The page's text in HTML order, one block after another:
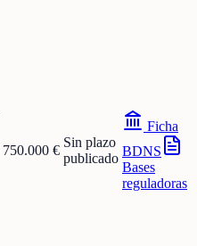
750.000 €
Sin plazo
publicado
Ficha
BDNS
Bases
reguladoras